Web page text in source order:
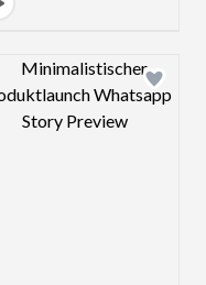
Design preview